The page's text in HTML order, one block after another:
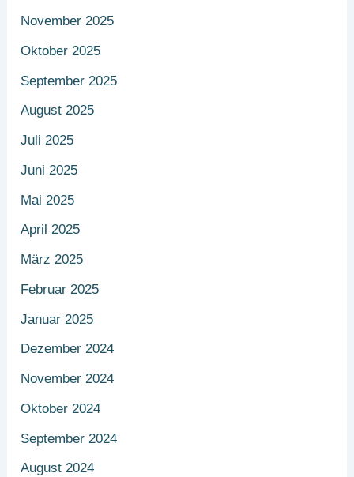
November 2025
Oktober 2025
September 2025
August 2025
Juli 2025
Juni 2025
Mai 2025
April 2025
März 2025
Februar 2025
Januar 2025
Dezember 2024
November 2024
Oktober 2024
September 2024
August 2024